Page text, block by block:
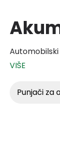
polaritetu
punjači